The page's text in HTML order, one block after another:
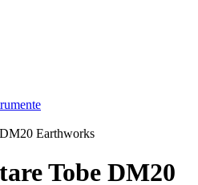
Earthworks
Tobe DM20